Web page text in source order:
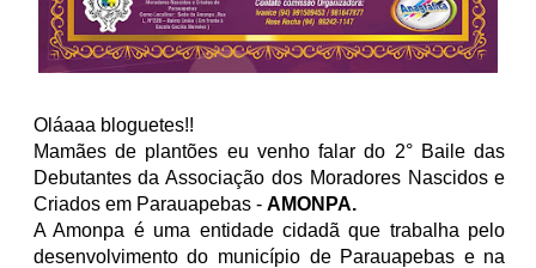
Oláaaa bloguetes!!
Mamães de plantões eu venho falar do 2° Baile das
Debutantes da Associação dos Moradores Nascidos e
Criados em Parauapebas - AMONPA.
A Amonpa é uma entidade cidadã que trabalha pelo
desenvolvimento do município de Parauapebas e na